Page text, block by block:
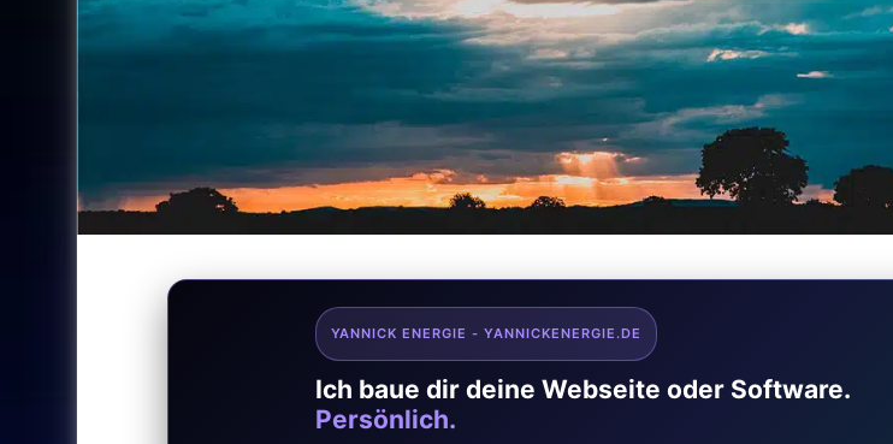
YANNICK ENERGIE - YANNICKENERGIE.DE
Ich baue dir deine Webseite oder Software.
Persönlich.